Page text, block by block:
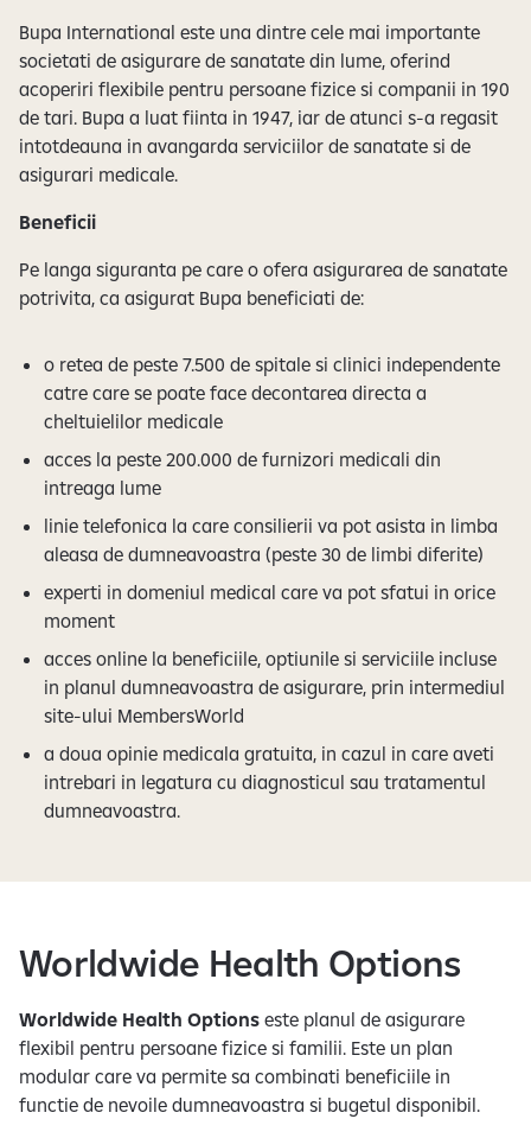
Bupa International este una dintre cele mai importante
societati de asigurare de sanatate din lume, oferind
acoperiri flexibile pentru persoane fizice si companii in 190
de tari. Bupa a luat fiinta in 1947, iar de atunci s-a regasit
intotdeauna in avangarda serviciilor de sanatate si de
asigurari medicale.
Beneficii
Pe langa siguranta pe care o ofera asigurarea de sanatate
potrivita, ca asigurat Bupa beneficiati de:
o retea de peste 7.500 de spitale si clinici independente
catre care se poate face decontarea directa a
cheltuielilor medicale
acces la peste 200.000 de furnizori medicali din
intreaga lume
linie telefonica la care consilierii va pot asista in limba
aleasa de dumneavoastra (peste 30 de limbi diferite)
experti in domeniul medical care va pot sfatui in orice
moment
acces online la beneficiile, optiunile si serviciile incluse
in planul dumneavoastra de asigurare, prin intermediul
site-ului MembersWorld
a doua opinie medicala gratuita, in cazul in care aveti
intrebari in legatura cu diagnosticul sau tratamentul
dumneavoastra.
Worldwide Health Options
Worldwide Health Options este planul de asigurare
flexibil pentru persoane fizice si familii. Este un plan
modular care va permite sa combinati beneficiile in
functie de nevoile dumneavoastra si bugetul disponibil.